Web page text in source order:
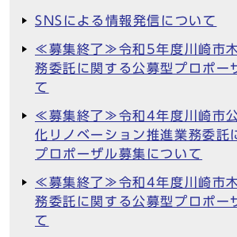
SNSによる情報発信について
≪募集終了≫令和5年度川崎市
務委託に関する公募型プロポー
て
≪募集終了≫令和4年度川崎市
化リノベーション推進業務委託
プロポーザル募集について
≪募集終了≫令和4年度川崎市
務委託に関する公募型プロポー
て